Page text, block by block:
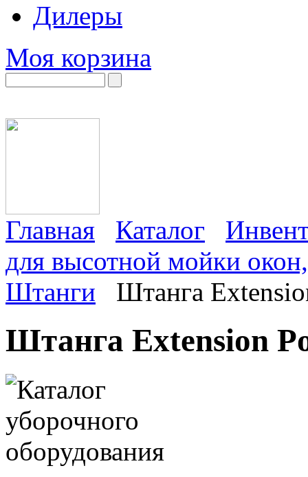
Дилеры
Моя корзина
Главная Каталог
для высотной мойки
Штанги
Штанга
Штанга Extension